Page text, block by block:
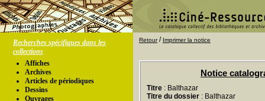
Recherches spécifiques dans les
collections
Affiches
Archives
Articles de périodiques
Dessins
Ouvrages
Retour/ Imprimer la notice
Notice
Titre : Balthazar
Titre du dossier : Balthazar